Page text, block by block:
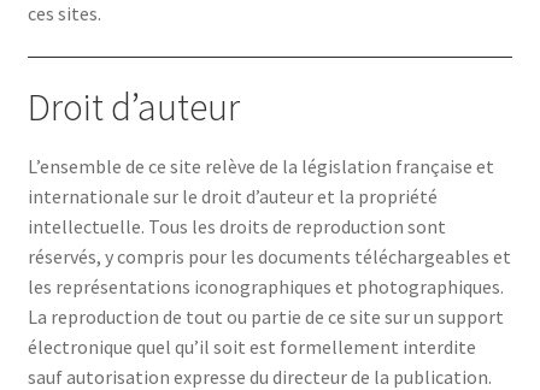
Demande de Catalogue
Demande de Devis
ces sites.
Droit d’auteur
L’ensemble de ce site relève de la législation française et
internationale sur le droit d’auteur et la propriété
intellectuelle. Tous les droits de reproduction sont
réservés, y compris pour les documents téléchargeables et
les représentations iconographiques et photographiques.
La reproduction de tout ou partie de ce site sur un support
électronique quel qu’il soit est formellement interdite
sauf autorisation expresse du directeur de la publication.